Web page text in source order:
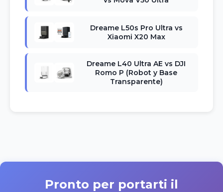
Dreame L50s Pro Ultra vs
Xiaomi X20 Max
Dreame L40 Ultra AE vs DJI
Romo P (Robot y Base
Transparente)
Pronto per portarti il